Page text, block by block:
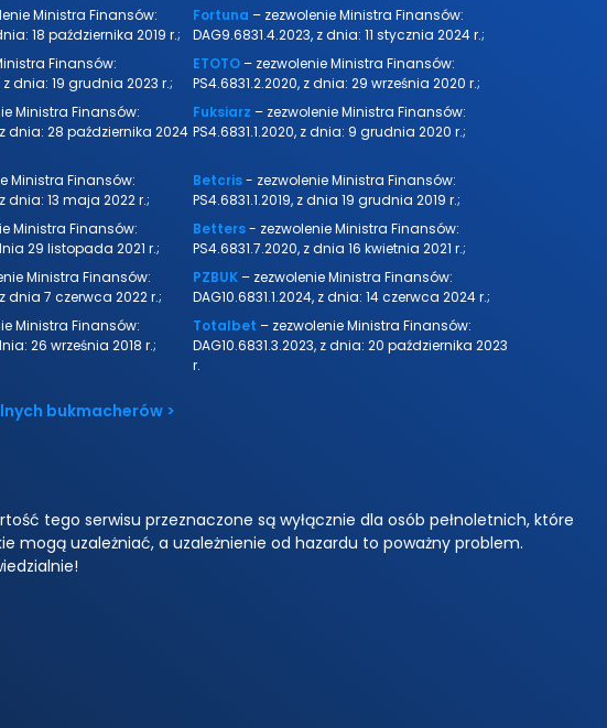
Ministra Finansów:
18 października 2019 r.;
Fortuna – zezwolenie Ministra Finansów:
DAG9.6831.4.2023, z dnia: 11 stycznia 2024 r.;
Finansów:
z dnia: 19 grudnia 2023 r.;
ETOTO – zezwolenie Ministra Finansów:
PS4.6831.2.2020, z dnia: 29 września 2020 r.;
Ministra Finansów:
z dnia: 28 października 2024
Fuksiarz – zezwolenie Ministra Finansów:
PS4.6831.1.2020, z dnia: 9 grudnia 2020 r.;
Ministra Finansów:
z dnia: 13 maja 2022 r.;
Betcris- zezwolenie Ministra Finansów:
PS4.6831.1.2019, z dnia 19 grudnia 2019 r.;
Ministra Finansów:
dnia 29 listopada 2021 r.;
Betters- zezwolenie Ministra Finansów:
PS4.6831.7.2020, z dnia 16 kwietnia 2021 r.;
Ministra Finansów:
z dnia 7 czerwca 2022 r.;
PZBUK – zezwolenie Ministra Finansów:
DAG10.6831.1.2024, z dnia: 14 czerwca 2024 r.;
Ministra Finansów:
26 września 2018 r.;
Totalbet – zezwolenie Ministra Finansów:
DAG10.6831.3.2023, z dnia: 20 października 2023
r.
bukmacherów >
tego serwisu przeznaczone są wyłącznie dla osób pełnoletnich, które
mogą uzależniać, a uzależnienie od hazardu to poważny problem.